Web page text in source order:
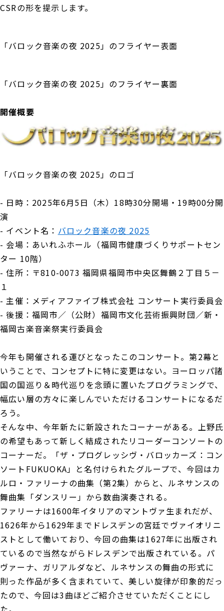
CSRの形を提示します。
「バロック音楽の夜 2025」のフライヤー表面
「バロック音楽の夜 2025」のフライヤー裏面
開催概要
「バロック音楽の夜 2025」のロゴ
- 日時：2025年6月5日（木）18時30分開場・19時00分開
演
- イベント名： バロック音楽の夜 2025
- 会場：あいれふホール（福岡市健康づくりサポートセン
ター 10階）
- 住所：〒810-0073 福岡県福岡市中央区舞鶴２丁目５－
１
- 主催：メディアファイブ株式会社 コンサート実行委員会
- 後援：福岡市／（公財）福岡市文化芸術振興財団／新・
福岡古楽音楽祭実行委員会
今年も開催される運びとなったこのコンサート。第2幕と
いうことで、コンセプトに特に変更はない。ヨーロッパ諸
国の国巡り＆時代巡りを念頭に置いたプログラミングで、
幅広い層の方々に楽しんでいただけるコンサートになるだ
ろう。
そんな中、今年新たに新設されたコーナーがある。上野氏
の希望もあって新しく結成されたリコーダーコンソートの
コーナーだ。「ザ・プログレッシヴ・バロッカーズ：コン
ソートFUKUOKA」と名付けられたグループで、今回はカ
ルロ・ファリーナの曲集（第2集）からと、ルネサンスの
舞曲集「ダンスリー」から数曲演奏される。
ファリーナは1600年イタリアのマントヴァ生まれだが、
1626年から1629年までドレスデンの宮廷でヴァイオリニ
ストとして働いており、今回の曲集は1627年に出版され
ているので当然ながらドレスデンで出版されている。パ
ヴァーナ、ガリアルダなど、ルネサンスの舞曲の形式に
則った作品が多く含まれていて、美しい旋律が印象的だっ
たので、今回は3曲ほどご紹介させていただくことにし